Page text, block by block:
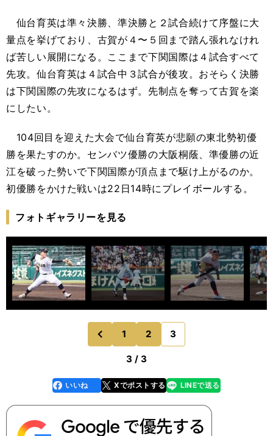
仙台育英は準々決勝、準決勝と２試合続けて序盤に大
量点を挙げており、古賀が４〜５回まで踏ん張れなけれ
ば苦しい展開になる。ここまで下関国際は４試合すべて
先攻。仙台育英は４試合中３試合が後攻。おそらく決勝
は下関国際の先攻になるはず。先制点を奪って古賀を楽
にしたい。
104回目を迎えた大会で仙台育英が悲願の東北勢初優
勝を果たすのか。センバツ優勝の大阪桐蔭、準優勝の近
江を破った勢いで下関国際が頂点まで駆け上がるのか。
初優勝をかけた戦いは22日14時にプレイボールする。
フォトギャラリーを見る
前
のページへ
1 2 3
3 / 3
faceboo
k
いいね Xでポストする
line LINEで送る